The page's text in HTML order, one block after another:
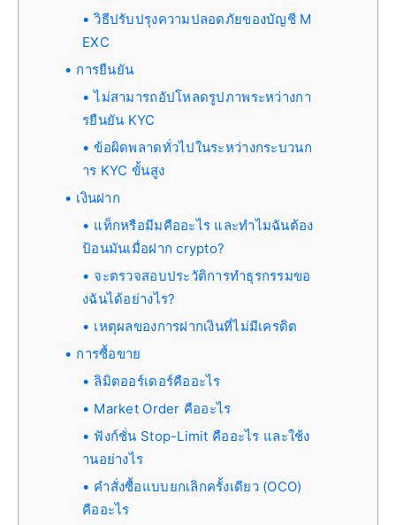
วิธีปรับปรุงความปลอดภัยของบัญชี M
EXC
การยืนยัน
ไม่สามารถอัปโหลดรูปภาพระหว่างกา
รยืนยัน KYC
ข้อผิดพลาดทั่วไปในระหว่างกระบวนก
าร KYC ขั้นสูง
เงินฝาก
แท็กหรือมีมคืออะไร และทำไมฉันต้อง
ป้อนมันเมื่อฝาก crypto?
จะตรวจสอบประวัติการทำธุรกรรมขอ
งฉันได้อย่างไร?
เหตุผลของการฝากเงินที่ไม่มีเครดิต
การซื้อขาย
ลิมิตออร์เดอร์คืออะไร
Market Order คืออะไร
ฟังก์ชั่น Stop-Limit คืออะไร และใช้ง
านอย่างไร
คำสั่งซื้อแบบยกเลิกครั้งเดียว (OCO)
คืออะไร